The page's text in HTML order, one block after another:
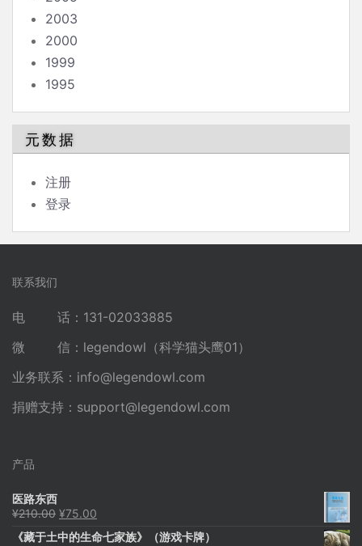
2003
2000
1999
1995
元数据
注册
登录
联系我们
电 话：131-02033885
微 信：legendowl（科学猫头鹰01）
业务联系： info@legendowl.com
捐赠支持： support@legendowl.com
产品
医路东西
¥210.00 原
为：
¥75.00
价
《藏于土中的生命七家族》（游戏卡牌）